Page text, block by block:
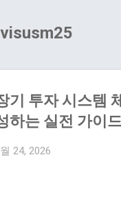
visusm25
기 투자 시스템
하는 실전 가이
24, 2026